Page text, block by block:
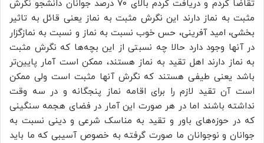
تقاضا کردم و دریافت کردم بالای ۷۰ درصد جوانان دانشجو نگرش
مثبت به نماز دارند این نگرش مثبت به نماز یعنی قائل به تاثیر
بخشی، امید آفرینی، حس خوب نسبت به نماز و نسبت به نمازگزار
در آنها وجود دارد حالا چه نسبتی از این بچه‌ها که نگرش مثبت
به نماز دارند اهل تقید به نماز هستند، ممکن است آمار پایین‌تر
باشد یعنی طیفی هستند که نگرش آنها مثبت است ولی ممکن
است آن تقید لازم را برای اقامه نماز پنجگانه و در سه وقت
نداشته باشند اما در هر صورت این آمار در فضای هجمه سنگینی
که در حوزه‌های باور و تقید به مناسک شرعی و دینی نسبت به
جوانان و نوجوانان ما صورت گرفته به خصوص آسیبی که ما باید